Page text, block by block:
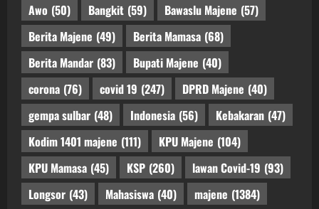
Awo (50) Bangkit (59) Bawaslu Majene (57)
Berita Majene (49) Berita Mamasa (68)
Berita Mandar (83) Bupati Majene (40)
corona (76) covid 19 (247) DPRD Majene (40)
gempa sulbar (48) Indonesia (56) Kebakaran (47)
Kodim 1401 majene (111) KPU Majene (104)
KPU Mamasa (45) KSP (260) lawan Covid-19 (93)
Longsor (43) Mahasiswa (40) majene (1384)